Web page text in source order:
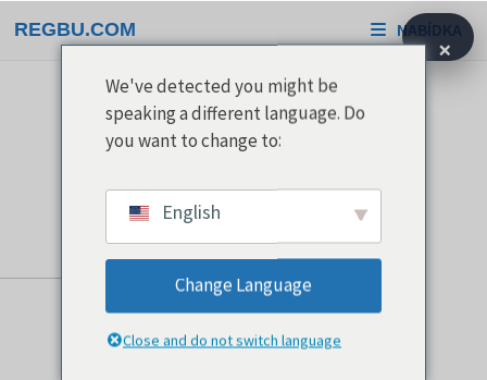
na
REGBU.COM NABÍDKA
×
We've detected you might be
speaking a different language. Do
you want to change to:
English
Change Language
Close and do not switch language